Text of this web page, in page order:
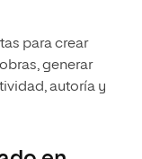
para crear
generar
autoría y